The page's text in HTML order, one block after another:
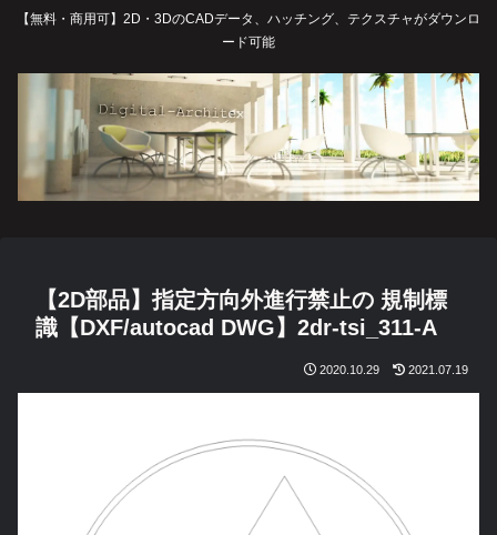
【無料・商用可】2D・3DのCADデータ、ハッチング、テクスチャがダウンロ
ード可能
【2D部品】指定方向外進行禁止の 規制標
識【DXF/autocad DWG】2dr-tsi_311-A
2020.10.29 2021.07.19